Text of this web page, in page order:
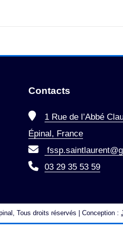
Contacts
1 Rue de l’Abbé
Épinal, France
03 29 35 53 59
Tous droits réservés | Conception :